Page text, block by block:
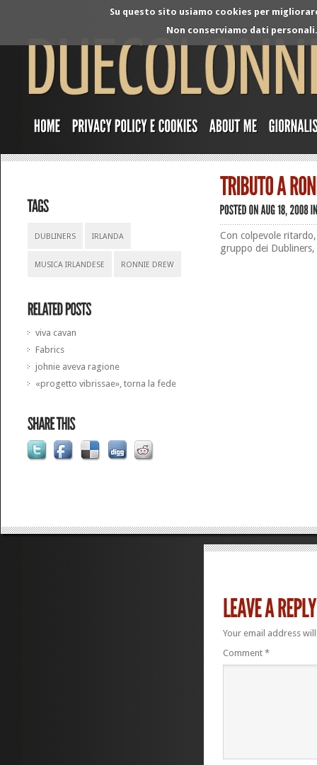
Su questo sito usiamo cookies per
Non conserviamo dati
DUBLINERS IRLANDA
MUSICA IRLANDESE RONNIE DREW
viva cavan
Fabrics
johnie aveva ragione
«progetto vibrissae», torna la fede
Con colpevole
gruppo dei
Your email address
Comment *